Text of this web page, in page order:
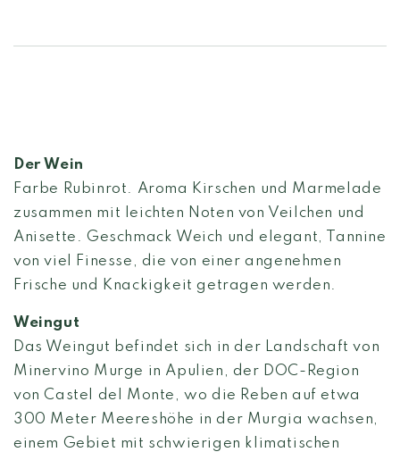
Der Wein
Farbe Rubinrot. Aroma Kirschen und Marmelade
zusammen mit leichten Noten von Veilchen und
Anisette. Geschmack Weich und elegant, Tannine
von viel Finesse, die von einer angenehmen
Frische und Knackigkeit getragen werden.
Weingut
Das Weingut befindet sich in der Landschaft von
Minervino Murge in Apulien, der DOC-Region
von Castel del Monte, wo die Reben auf etwa
300 Meter Meereshöhe in der Murgia wachsen,
einem Gebiet mit schwierigen klimatischen